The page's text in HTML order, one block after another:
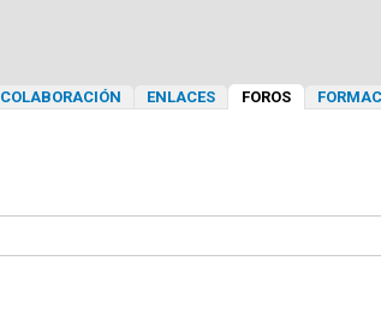
COLABORACIÓN ENLACES FOROS